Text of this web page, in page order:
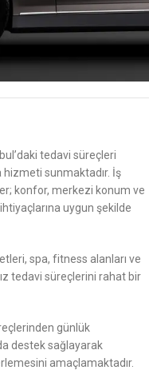
tedavi süreçleri
sunmaktadır. İş
konfor, merkezi konum ve
uygun şekilde
spa, fitness alanları ve
tedavi süreçlerini rahat bir
günlük
destek sağlayarak
amaçlamaktadır.